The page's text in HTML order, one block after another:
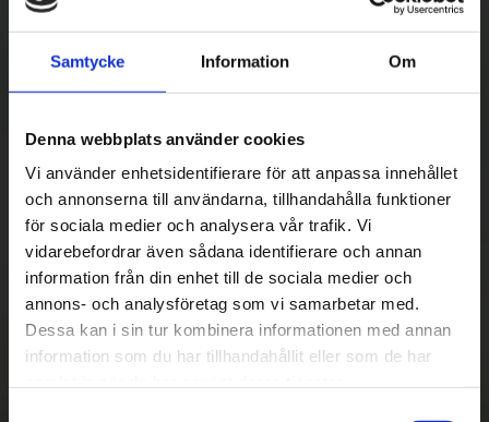
Samtycke Information Om
Denna webbplats använder cookies
Vi använder enhetsidentifierare för att anpassa innehållet
och annonserna till användarna, tillhandahålla funktioner
för sociala medier och analysera vår trafik. Vi
vidarebefordrar även sådana identifierare och annan
information från din enhet till de sociala medier och
annons- och analysföretag som vi samarbetar med.
Dessa kan i sin tur kombinera informationen med annan
information som du har tillhandahållit eller som de har
Betala säkert
|| Välj ||
Snabba leveranser
||
Eller ||
Hämta på lagret med/utan montering